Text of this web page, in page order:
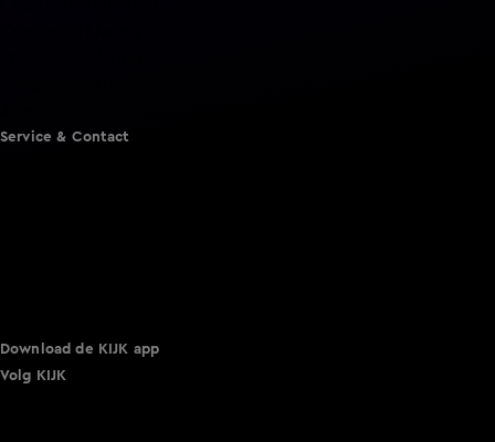
Service & Contact
Download de KIJK app
Volg KIJK